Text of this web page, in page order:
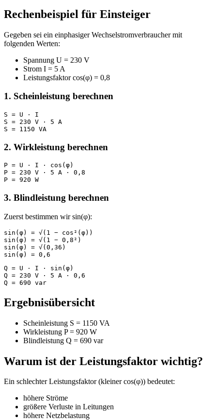
Rechenbeispiel für Einsteiger
Gegeben sei ein einphasiger Wechselstromverbraucher mit
folgenden Werten:
Spannung U = 230 V
Strom I = 5 A
Leistungsfaktor cos(φ) = 0,8
1. Scheinleistung berechnen
S = U · I
S = 230 V · 5 A
S = 1150 VA
2. Wirkleistung berechnen
P = U · I · cos(φ)
P = 230 V · 5 A · 0,8
P = 920 W
3. Blindleistung berechnen
Zuerst bestimmen wir sin(φ):
sin(φ) = √(1 − cos²(φ))
sin(φ) = √(1 − 0,8²)
sin(φ) = √(0,36)
sin(φ) = 0,6
Q = U · I · sin(φ)
Q = 230 V · 5 A · 0,6
Q = 690 var
Ergebnisübersicht
Scheinleistung S = 1150 VA
Wirkleistung P = 920 W
Blindleistung Q = 690 var
Warum ist der Leistungsfaktor wichtig?
Ein schlechter Leistungsfaktor (kleiner cos(φ)) bedeutet:
höhere Ströme
größere Verluste in Leitungen
höhere Netzbelastung